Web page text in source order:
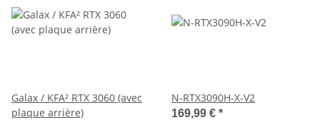
Galax / KFA² RTX 3060 (avec
plaque arrière)
N-RTX3090H-X-V2
169,99 € *